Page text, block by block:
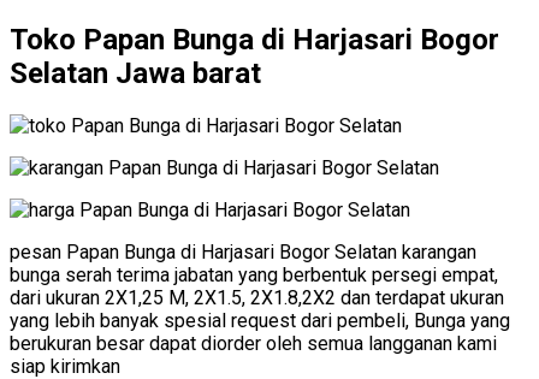
Toko Papan Bunga di Harjasari Bogor
Selatan Jawa barat
pesan Papan Bunga di Harjasari Bogor Selatan karangan
bunga serah terima jabatan yang berbentuk persegi empat,
dari ukuran 2X1,25 M, 2X1.5, 2X1.8,2X2 dan terdapat ukuran
yang lebih banyak spesial request dari pembeli, Bunga yang
berukuran besar dapat diorder oleh semua langganan kami
siap kirimkan